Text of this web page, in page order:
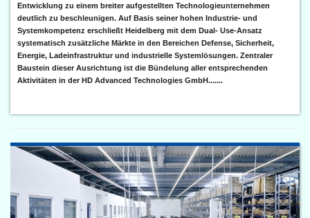
Entwicklung zu einem breiter aufgestellten Technologieunternehmen
deutlich zu beschleunigen. Auf Basis seiner hohen Industrie- und
Systemkompetenz erschließt Heidelberg mit dem Dual- Use-Ansatz
systematisch zusätzliche Märkte in den Bereichen Defense, Sicherheit,
Energie, Ladeinfrastruktur und industrielle Systemlösungen. Zentraler
Baustein dieser Ausrichtung ist die Bündelung aller entsprechenden
Aktivitäten in der HD Advanced Technologies GmbH.......